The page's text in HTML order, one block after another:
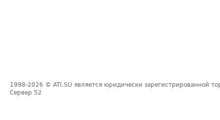
1998-2026 © ATI.SU является юридически зарегистрированной
Сервер 52